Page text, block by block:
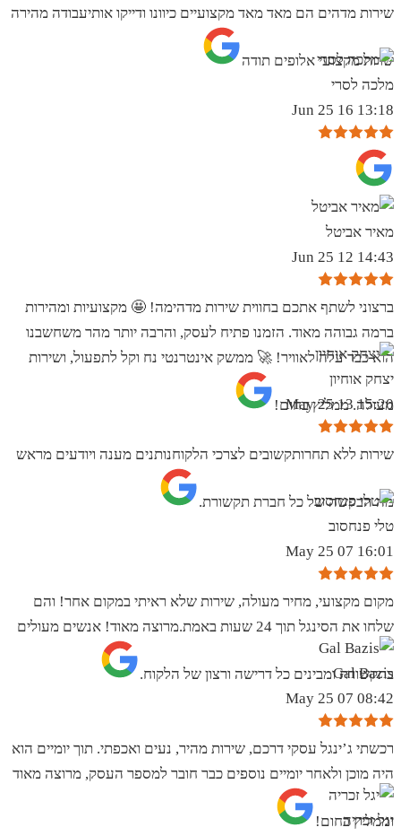
שירות מדהים הם מאד מאד מקצועיים כיוונו ודייקו אותיעבודה מהירה
שרות מקצועי אלופים תודה
מלכה לסרי
13:18 16 Jun 25
מאיר אביטל
14:43 12 Jun 25
ברצוני לשתף אתכם בחווית שירות מדהימה! 🤩 מקצועיות ומהירות
ברמה גבוהה מאוד. הזמנו פתיח לעסק, והרבה יותר מהר משחשבנו
הוא כבר עלה לאוויר! 🚀 ממשק אינטרנטי נח וקל לתפעול, ושירות
מעולה. ממליץ בחום!
יצחק אוחיון
15:20 13 May 25
שירות ללא תחרותקשובים לצרכי הלקוחנותנים מענה ויודעים מראש
מה הבקשה של כל חברת תקשורת.
טלי פנחסוב
16:01 07 May 25
מקום מקצועי, מחיר מעולה, שירות שלא ראיתי במקום אחר! והם
שלחו את הסינגל תוך 24 שעות באמת.מרוצה מאוד! אנשים מעולים
בתקשורת ומבינים כל דרישה ורצון של הלקוח.
Gal Bazis
08:42 07 May 25
רכשתי ג’ינגל עסקי דרכם, שירות מהיר, נעים ואכפתי. תוך יומיים הוא
היה מוכן ולאחר יומיים נוספים כבר חובר למספר העסק, מרוצה מאוד
וממליץ בחום!
יגל זכריה